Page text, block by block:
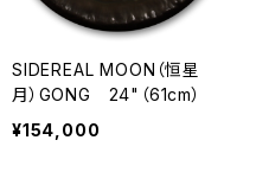
SIDEREAL MOON（恒星
月）GONG 24"（61cm）
¥154,000